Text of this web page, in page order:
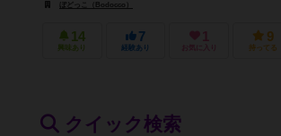
ぼどっこ（Bodocco）
14
興味あり
7
経験あり
1
お気に入り
9
持ってる
クイック検索